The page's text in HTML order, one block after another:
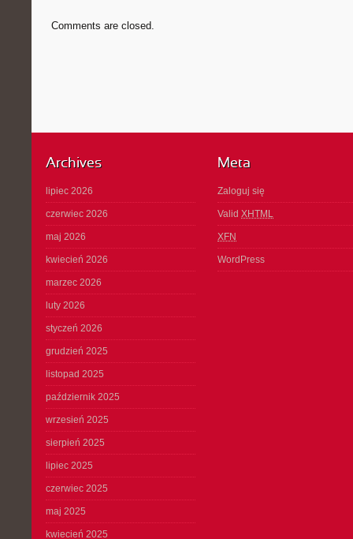
Comments are closed.
Archives
lipiec 2026
czerwiec 2026
maj 2026
kwiecień 2026
marzec 2026
luty 2026
styczeń 2026
grudzień 2025
listopad 2025
październik 2025
wrzesień 2025
sierpień 2025
lipiec 2025
czerwiec 2025
maj 2025
kwiecień 2025
Meta
Zaloguj się
Valid XHTML
XFN
WordPress